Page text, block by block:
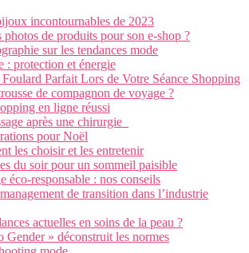
incontournables de 2023
photos de produits pour son e-shop ?
sur les tendances mode
: protection et énergie
Parfait Lors de Votre Séance Shopping
de compagnon de voyage ?
en ligne réussi
après une chirurgie
pour Noël
les choisir et les entretenir
du soir pour un sommeil paisible
éco-responsable : nos conseils
de transition dans l’industrie
actuelles en soins de la peau ?
Gender » déconstruit les normes